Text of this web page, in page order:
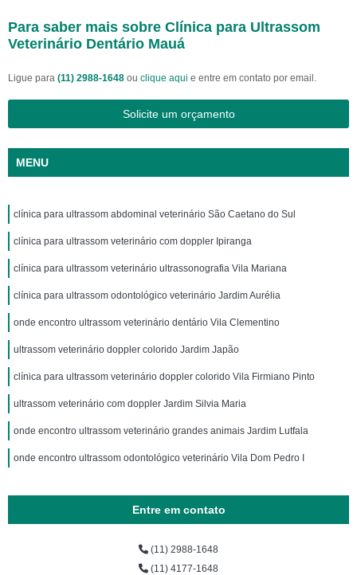
Para saber mais sobre Clínica para Ultrassom
Veterinário Dentário Mauá
Ligue para (11) 2988-1648 ou clique aqui e entre em contato por email.
Solicite um orçamento
MENU
clínica para ultrassom abdominal veterinário São Caetano do Sul
clínica para ultrassom veterinário com doppler Ipiranga
clínica para ultrassom veterinário ultrassonografia Vila Mariana
clínica para ultrassom odontológico veterinário Jardim Aurélia
onde encontro ultrassom veterinário dentário Vila Clementino
ultrassom veterinário doppler colorido Jardim Japão
clínica para ultrassom veterinário doppler colorido Vila Firmiano Pinto
ultrassom veterinário com doppler Jardim Silvia Maria
onde encontro ultrassom veterinário grandes animais Jardim Lutfala
onde encontro ultrassom odontológico veterinário Vila Dom Pedro I
Entre em contato
(11) 2988-1648
(11) 4177-1648